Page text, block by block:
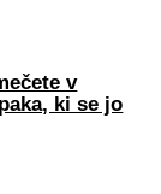
v
ki se jo